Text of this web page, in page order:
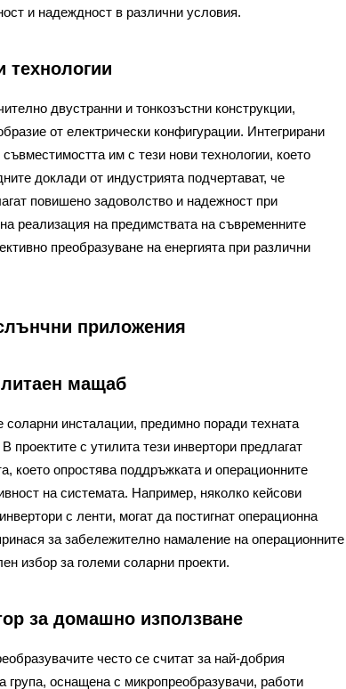
и надеждност в различни условия.
технологии
двустранни и тонкозъстни конструкции,
от електрически конфигурации. Интегрирани
им с тези нови технологии, което
доклади от индустрията подчертават, че
повишено задоволство и надежност при
реализация на предимствата на съвременните
преобразуване на енергията при различни
приложения
мащаб
инсталации, предимно поради техната
проектите с утилита тези инвертори предлагат
което опростява поддръжката и операционните
на системата. Например, няколко кейсови
с ленти, могат да постигнат операционна
за забележително намаление на операционните
избор за големи соларни проекти.
за домашно използване
често се считат за най-добрия
оснащена с микропреобразувачи, работи